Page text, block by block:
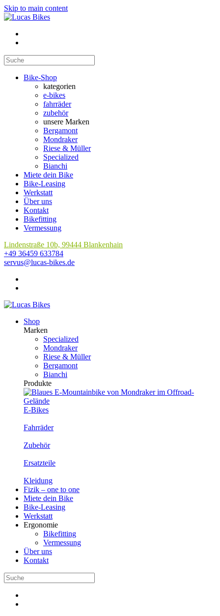
Skip to main content
Bike-Shop
kategorien
e-bikes
fahrräder
zubehör
unsere Marken
Bergamont
Mondraker
Riese & Müller
Specialized
Bianchi
Miete dein Bike
Bike-Leasing
Werkstatt
Über uns
Kontakt
Bikefitting
Vermessung
Lindenstraße 10b, 99444 Blankenhain
+49 36459 633784
servus@lucas-bikes.de
Shop
Marken
Specialized
Mondraker
Riese & Müller
Bergamont
Bianchi
Produkte
E-Bikes
Fahrräder
Zubehör
Ersatzteile
Kleidung
Fizik – one to one
Miete dein Bike
Bike-Leasing
Werkstatt
Ergonomie
Bikefitting
Vermessung
Über uns
Kontakt